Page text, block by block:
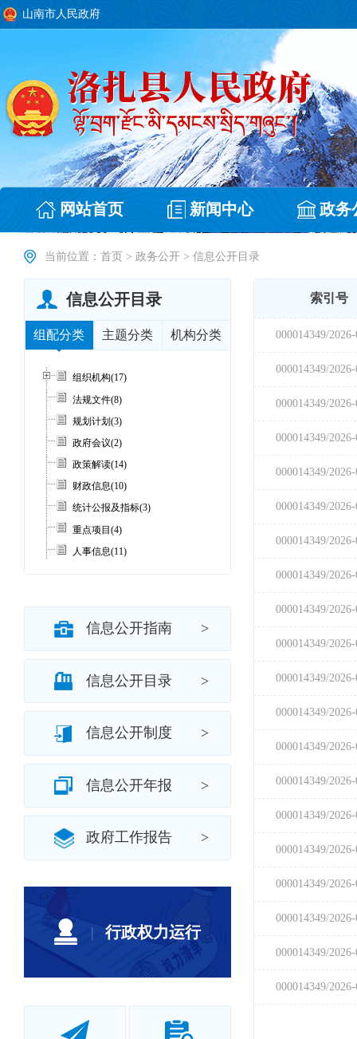
山南市人民政府
网站首页 新闻中心 政务
当前位置： 首页 > 政务公开 > 信息公开目录
信息公开目录
组配分类 主题分类 机构分类
组织机构(17)
法规文件(8)
规划计划(3)
政府会议(2)
政策解读(14)
财政信息(10)
统计公报及指标(3)
重点项目(4)
人事信息(11)
通知公告(45)
其他信息(1)
信息公开指南 >
信息公开目录 >
信息公开制度 >
信息公开年报 >
政府工作报告 >
| 行政权力运行